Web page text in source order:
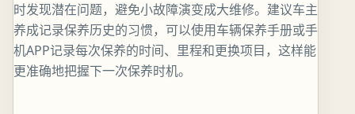
时发现潜在问题，避免小故障演变成大维修。建议车主
养成记录保养历史的习惯，可以使用车辆保养手册或手
机APP记录每次保养的时间、里程和更换项目，这样能
更准确地把握下一次保养时机。